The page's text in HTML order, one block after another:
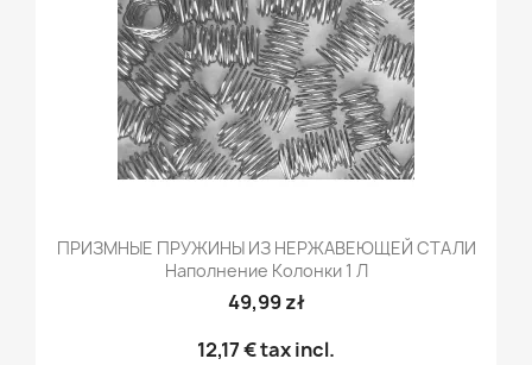
ПРИЗМНЫЕ ПРУЖИНЫ ИЗ НЕРЖАВЕЮЩЕЙ СТАЛИ
Наполнение Колонки 1 Л
49,99 zł
12,17 €tax incl.